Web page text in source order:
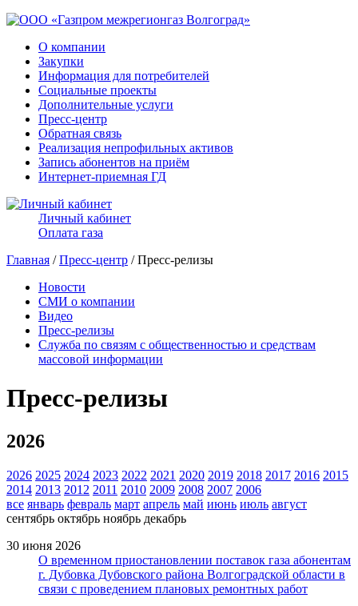
О компании
Закупки
Информация для потребителей
Социальные проекты
Дополнительные услуги
Пресс-центр
Обратная связь
Реализация непрофильных активов
Запись абонентов на приём
Интернет-приемная ГД
Личный кабинет
Оплата газа
Главная /Пресс-центр / Пресс-релизы
Новости
СМИ о компании
Видео
Пресс-релизы
Служба по связям с общественностью и средствам
массовой информации
Пресс-релизы
2026
2026 2025 2024 2023 2022 2021 2020 2019 2018 2017 2016 2015
2014 2013 2012 2011 2010 2009 2008 2007 2006
все январь февраль март апрель май июнь июль август
сентябрь октябрь ноябрь декабрь
30 июня 2026
О временном приостановлении поставок газа абонентам
г. Дубовка Дубовского района Волгоградской области в
связи с проведением плановых ремонтных работ